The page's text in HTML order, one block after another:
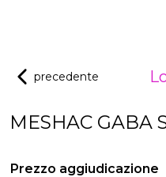
precedente
MESHAC GABA
Prezzo aggiudicazione